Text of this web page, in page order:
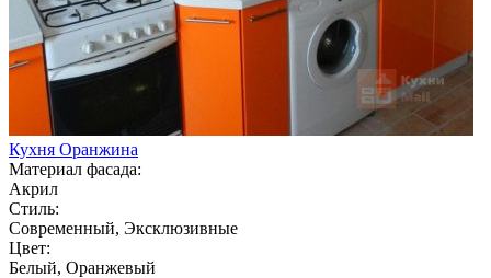
Кухня Оранжина
Материал фасада:
Акрил
Стиль:
Современный, Эксклюзивные
Цвет:
Белый, Оранжевый